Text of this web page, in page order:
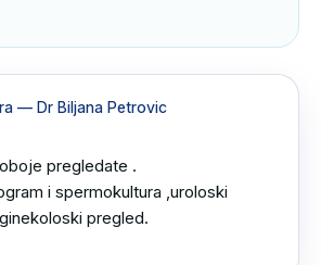
— Dr Biljana Petrovic
pregledate .
i spermokultura ,uroloski
pregled.